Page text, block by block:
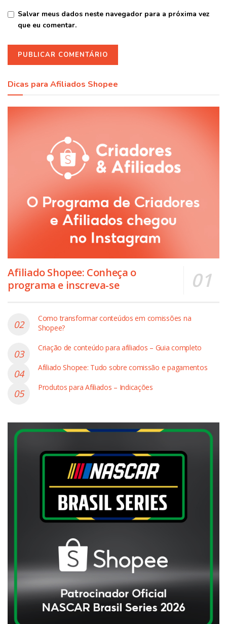
Salvar meus dados neste navegador para a próxima vez
que eu comentar.
Dicas para Afiliados Shopee
Afiliado Shopee: Conheça o
programa e inscreva-se
Como transformar conteúdos em comissões na
Shopee?
Criação de conteúdo para afiliados – Guia completo
Afiliado Shopee: Tudo sobre comissão e pagamentos
Produtos para Afiliados – Indicações